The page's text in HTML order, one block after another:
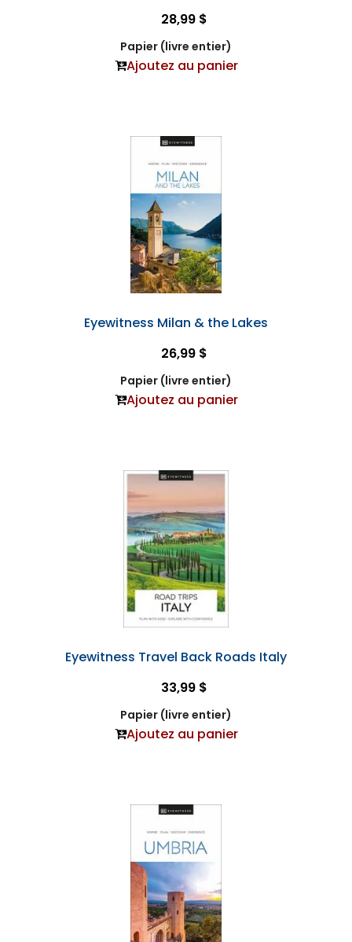
28,99 $
Papier (livre entier)
Ajoutez au panier
Eyewitness Milan & the Lakes
26,99 $
Papier (livre entier)
Ajoutez au panier
Eyewitness Travel Back Roads Italy
33,99 $
Papier (livre entier)
Ajoutez au panier